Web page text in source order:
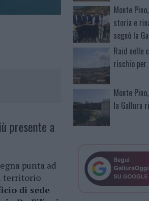
presente a
punta ad
territorio
di sede
Monte
storia e
segnò la
Raid nelle
rischio
Monte
la Gallura